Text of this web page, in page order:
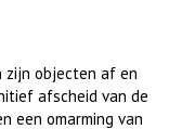
zijn objecten af en
afscheid van de
een omarming van